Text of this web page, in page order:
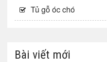
Tủ gỗ óc chó
Bài viết mới